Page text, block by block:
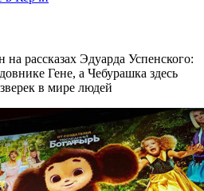
рассказах Эдуарда Успенского:
Гене, а Чебурашка здесь
в мире людей